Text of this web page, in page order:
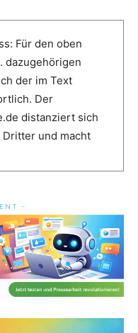
Für den oben
dazugehörigen
der im Text
Der
distanziert sich
und macht
-